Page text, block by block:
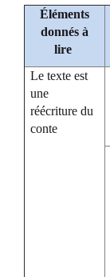
Éléments
donnés à
lire
Le texte est
une
réécriture du
conte